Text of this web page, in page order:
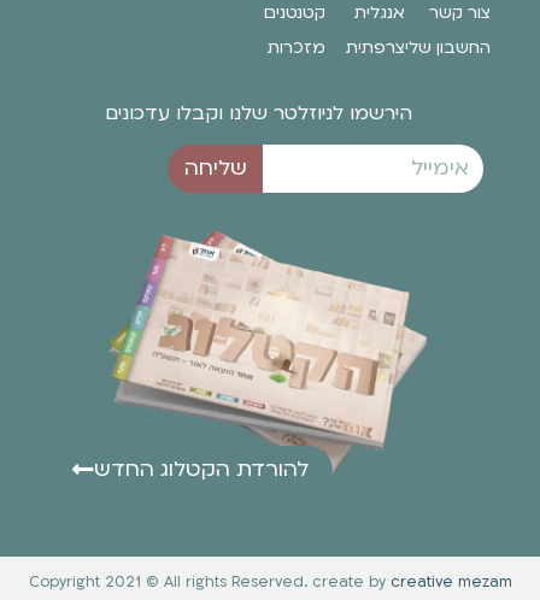
צור קשר
החשבון שלי
אנגלית
צרפתית
קטנטנים
מזכרות
הירשמו לניוזלטר שלנו וקבלו עדכונים
שליחה
להורדת הקטלוג החדש
Copyright 2021 © All rights Reserved. create by creative mezam